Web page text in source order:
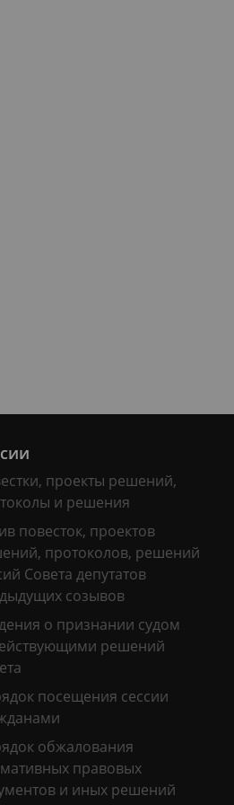
проекты решений,
и решения
повесток, проектов
протоколов, решений
Совета депутатов
созывов
о признании судом
решений
посещения сессии
обжалования
правовых
и иных решений